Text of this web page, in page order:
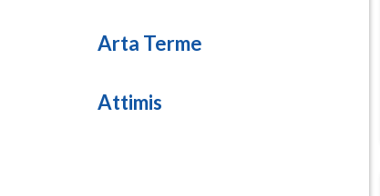
Arta Terme
Attimis